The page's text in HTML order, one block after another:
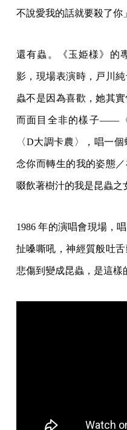
不說愛我的話就要殺了你
還有蟲。《玉姫様》的
影，現場表演時，戸川
蟲不是因為喜歡，她其
而面目全非的樣子——
〈D大調卡農〉，唱一
念你而轉生的我的姿態
啜飲著樹汁的我是昆蟲之
1986 年的演唱會現場，
扯嗓嘶吼，神經質般吐
悲傷到變成昆蟲，是這樣